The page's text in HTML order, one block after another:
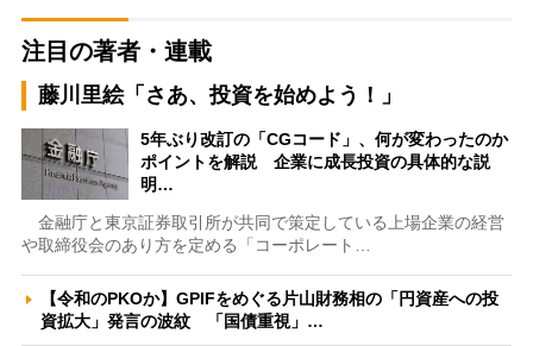
注目の著者・連載
藤川里絵「さあ、投資を始めよう！」
5年ぶり改訂の「CGコード」、何が変わったのか
ポイントを解説 企業に成長投資の具体的な説
明…
金融庁と東京証券取引所が共同で策定している上場企業の経営
や取締役会のあり方を定める「コーポレート…
【令和のPKOか】GPIFをめぐる片山財務相の「円資産への投
資拡大」発言の波紋 「国債重視」…